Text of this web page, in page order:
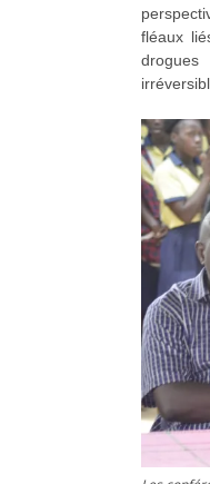
fléaux